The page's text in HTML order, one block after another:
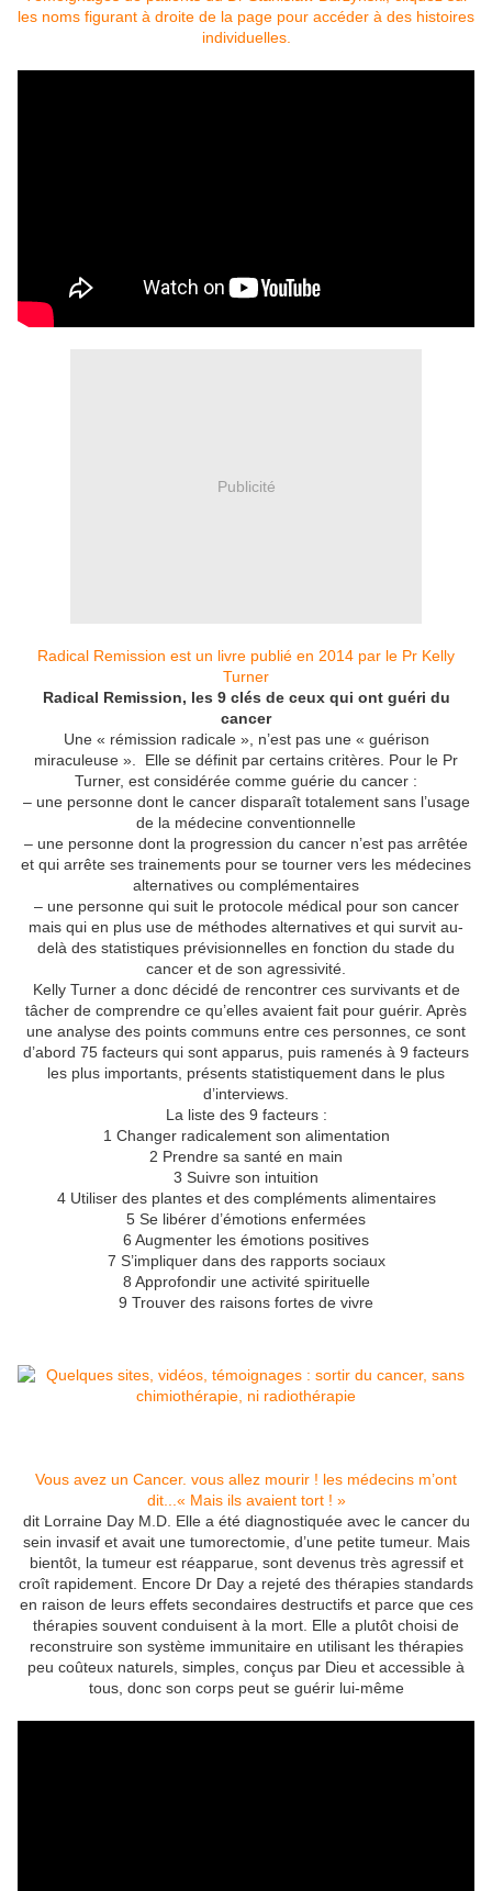
les noms figurant à droite de la page pour accéder à des histoires
individuelles.
Publicité
Radical Remission est un livre publié en 2014 par le Pr Kelly
Turner
Radical Remission, les 9 clés de ceux qui ont guéri du
cancer
Une « rémission radicale », n’est pas une « guérison
miraculeuse ». Elle se définit par certains critères. Pour le Pr
Turner, est considérée comme guérie du cancer :
– une personne dont le cancer disparaît totalement sans l’usage
de la médecine conventionnelle
– une personne dont la progression du cancer n’est pas arrêtée
et qui arrête ses trainements pour se tourner vers les médecines
alternatives ou complémentaires
– une personne qui suit le protocole médical pour son cancer
mais qui en plus use de méthodes alternatives et qui survit au-
delà des statistiques prévisionnelles en fonction du stade du
cancer et de son agressivité.
Kelly Turner a donc décidé de rencontrer ces survivants et de
tâcher de comprendre ce qu’elles avaient fait pour guérir. Après
une analyse des points communs entre ces personnes, ce sont
d’abord 75 facteurs qui sont apparus, puis ramenés à 9 facteurs
les plus importants, présents statistiquement dans le plus
d’interviews.
La liste des 9 facteurs :
1 Changer radicalement son alimentation
2 Prendre sa santé en main
3 Suivre son intuition
4 Utiliser des plantes et des compléments alimentaires
5 Se libérer d’émotions enfermées
6 Augmenter les émotions positives
7 S’impliquer dans des rapports sociaux
8 Approfondir une activité spirituelle
9 Trouver des raisons fortes de vivre
Vous avez un Cancer. vous allez mourir ! les médecins m’ont
dit...« Mais ils avaient tort ! »
dit Lorraine Day M.D. Elle a été diagnostiquée avec le cancer du
sein invasif et avait une tumorectomie, d’une petite tumeur. Mais
bientôt, la tumeur est réapparue, sont devenus très agressif et
croît rapidement. Encore Dr Day a rejeté des thérapies standards
en raison de leurs effets secondaires destructifs et parce que ces
thérapies souvent conduisent à la mort. Elle a plutôt choisi de
reconstruire son système immunitaire en utilisant les thérapies
peu coûteux naturels, simples, conçus par Dieu et accessible à
tous, donc son corps peut se guérir lui-même